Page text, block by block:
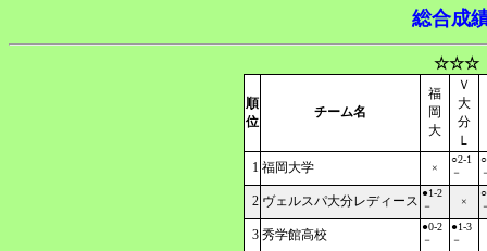
総合成
☆☆☆
順
位
チーム名
福
岡
大
Ｖ
大
分
Ｌ
1 福岡大学 ×
○2-1
－
2 ヴェルスパ大分レディース
●1-2
－
×
3 秀学館高校
●0-2
－
●1-3
－